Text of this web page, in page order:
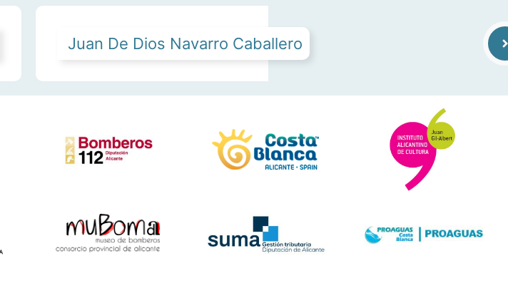
Juan De Dios Navarro Caballero